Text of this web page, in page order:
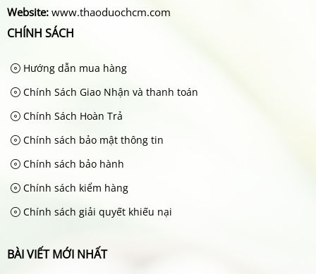
Website: www.thaoduochcm.com
CHÍNH SÁCH
Hướng dẫn mua hàng
Chính Sách Giao Nhận và thanh toán
Chính Sách Hoàn Trả
Chính sách bảo mật thông tin
Chính sách bảo hành
Chính sách kiểm hàng
Chính sách giải quyết khiếu nại
BÀI VIẾT MỚI NHẤT